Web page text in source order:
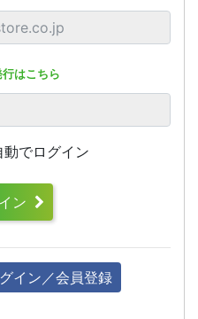
はこちら
動でログイン
ン
イン／会員登録